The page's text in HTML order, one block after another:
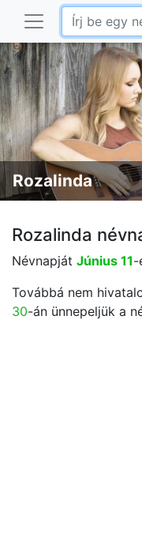
Rozalinda
Rozalinda
Névnapját Június 11-
Továbbá nem
30-án ünnepeljük a